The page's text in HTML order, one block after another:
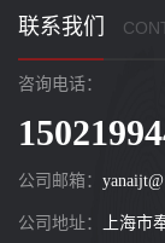
联系我们
咨询电话：
公司邮箱：
公司地址： 上海市